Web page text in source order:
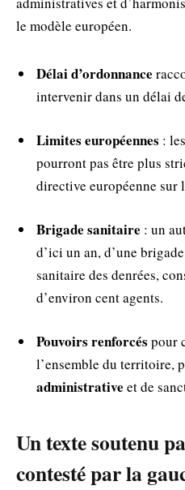
le modèle européen.
Délai d’ordonnance
intervenir dans un délai
Limites européennes :
pourront pas être plus
directive européenne sur
Brigade sanitaire : un
d’ici un an, d’une
sanitaire des denrées,
d’environ cent agents.
Pouvoirs renforcés pour
l’ensemble du territoire,
administrative et de
Un texte soutenu
contesté par la